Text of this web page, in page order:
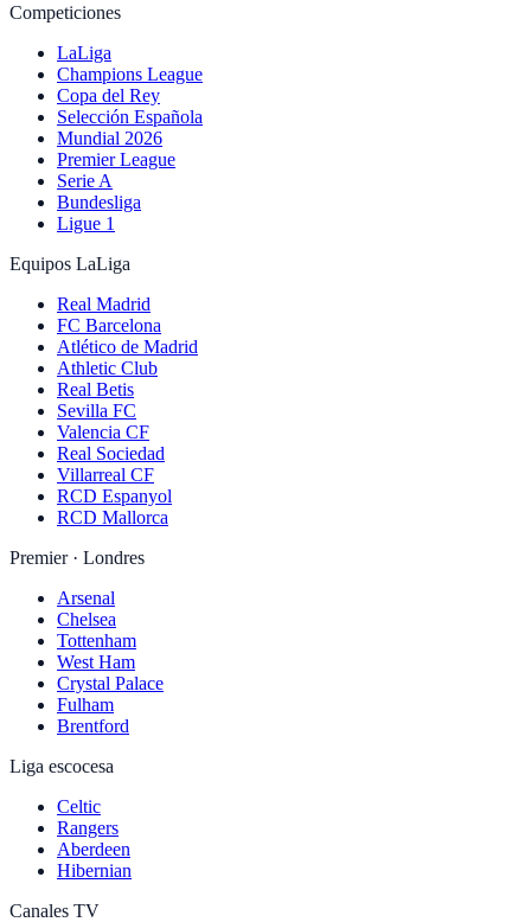
Competiciones
LaLiga
Champions League
Copa del Rey
Selección Española
Mundial 2026
Premier League
Serie A
Bundesliga
Ligue 1
Equipos LaLiga
Real Madrid
FC Barcelona
Atlético de Madrid
Athletic Club
Real Betis
Sevilla FC
Valencia CF
Real Sociedad
Villarreal CF
RCD Espanyol
RCD Mallorca
Premier · Londres
Arsenal
Chelsea
Tottenham
West Ham
Crystal Palace
Fulham
Brentford
Liga escocesa
Celtic
Rangers
Aberdeen
Hibernian
Canales TV